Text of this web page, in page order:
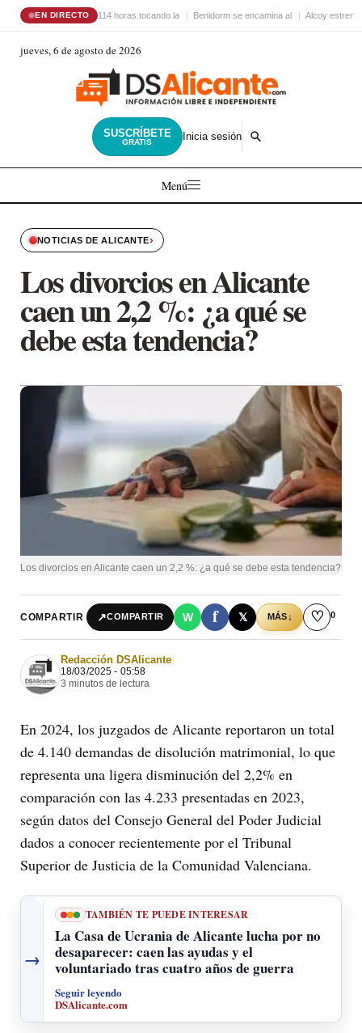
EN DIRECTO 114 horas tocando la Benidorm se encamina al Alcoy estrena
jueves, 6 de agosto de 2026
SUSCRÍBETE
GRATIS Inicia sesión
Menú
NOTICIAS DE ALICANTE›
Los divorcios en Alicante
caen un 2,2 %: ¿a qué se
debe esta tendencia?
Los divorcios en Alicante caen un 2,2 %: ¿a qué se debe esta tendencia?
COMPARTIR ↗COMPARTIR W f 𝕏 MÁS↓ ♡ 0
Redacción DSAlicante
18/03/2025 - 05:58
3 minutos de lectura
En 2024, los juzgados de Alicante reportaron un total
de 4.140 demandas de disolución matrimonial, lo que
representa una ligera disminución del 2,2% en
comparación con las 4.233 presentadas en 2023,
según datos del Consejo General del Poder Judicial
dados a conocer recientemente por el Tribunal
Superior de Justicia de la Comunidad Valenciana.
→
TAMBIÉN TE PUEDE INTERESAR
La Casa de Ucrania de Alicante lucha por no
desaparecer: caen las ayudas y el
voluntariado tras cuatro años de guerra
Seguir leyendo
DSAlicante.com